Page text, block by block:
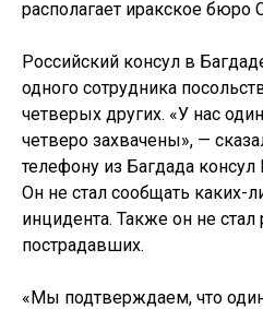
располагает иракское бюро
Российский консул в
одного сотрудника
четверых других. «У нас
четверо захвачены», —
телефону из Багдада
Он не стал сообщать каких-
инцидента. Также он не
пострадавших.
«Мы подтверждаем, что